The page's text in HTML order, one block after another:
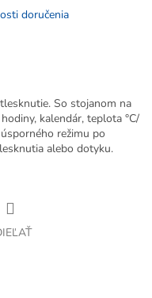
doručenia
So stojanom na
kalendár, teplota °C/
režimu po
alebo dotyku.